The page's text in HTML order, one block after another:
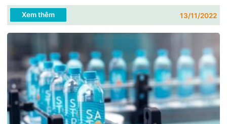
Xem thêm 13/11/2022